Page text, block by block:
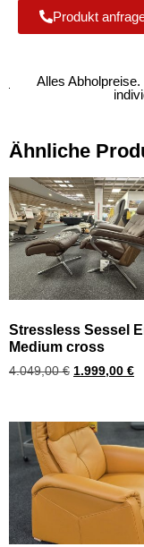
Produkt
Alles
Ähnliche
Stressless Sessel
Medium cross
4.049,00€ 1.999,00 €